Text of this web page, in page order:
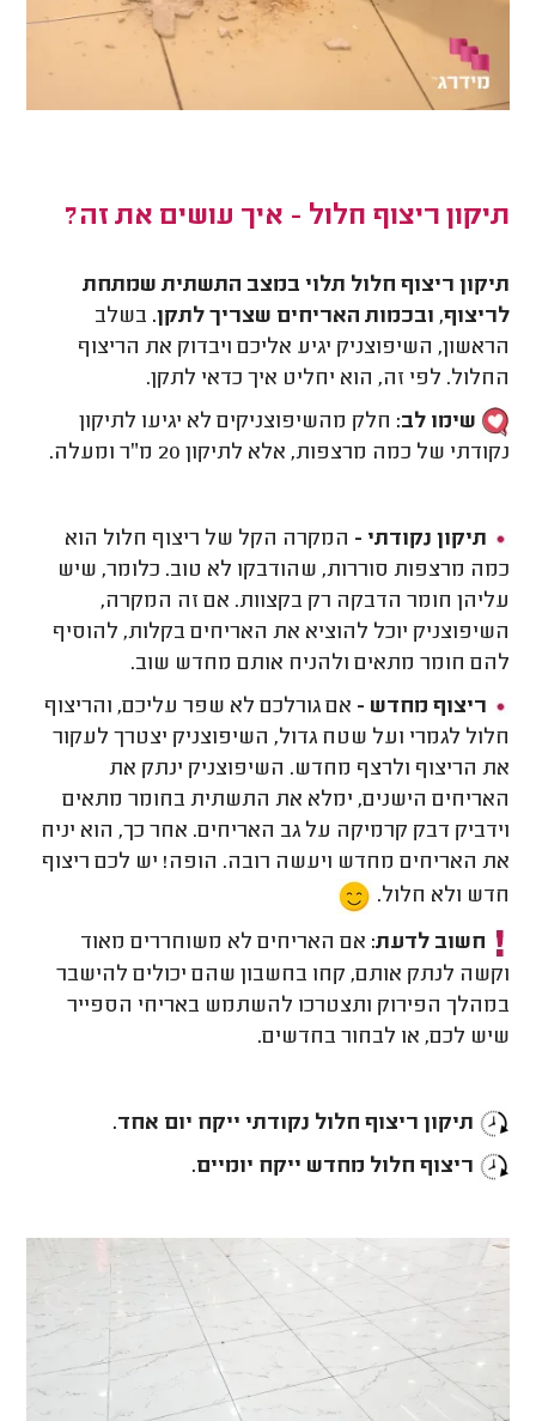
תיקון ריצוף חלול - איך עושים את זה?
תיקון ריצוף חלול תלוי במצב התשתית שמתחת
לריצוף, ובכמות האריחים שצריך לתקן. בשלב
הראשון, השיפוצניק יגיע אליכם ויבדוק את הריצוף
החלול. לפי זה, הוא יחליט איך כדאי לתקן.
שימו לב: חלק מהשיפוצניקים לא יגיעו לתיקון
נקודתי של כמה מרצפות, אלא לתיקון 20 מ״ר ומעלה.
תיקון נקודתי - המקרה הקל של ריצוף חלול הוא
כמה מרצפות סוררות, שהודבקו לא טוב. כלומר, שיש
עליהן חומר הדבקה רק בקצוות. אם זה המקרה,
השיפוצניק יוכל להוציא את האריחים בקלות, להוסיף
להם חומר מתאים ולהניח אותם מחדש שוב.
ריצוף מחדש - אם גורלכם לא שפר עליכם, והריצוף
חלול לגמרי ועל שטח גדול, השיפוצניק יצטרך לעקור
את הריצוף ולרצף מחדש. השיפוצניק ינתק את
האריחים הישנים, ימלא את התשתית בחומר מתאים
וידביק דבק קרמיקה על גב האריחים. אחר כך, הוא יניח
את האריחים מחדש ויעשה רובה. הופה! יש לכם ריצוף
חדש ולא חלול.
חשוב לדעת: אם האריחים לא משוחררים מאוד
וקשה לנתק אותם, קחו בחשבון שהם יכולים להישבר
במהלך הפירוק ותצטרכו להשתמש באריחי הספייר
שיש לכם, או לבחור בחדשים.
תיקון ריצוף חלול נקודתי ייקח יום אחד.
ריצוף חלול מחדש ייקח יומיים.